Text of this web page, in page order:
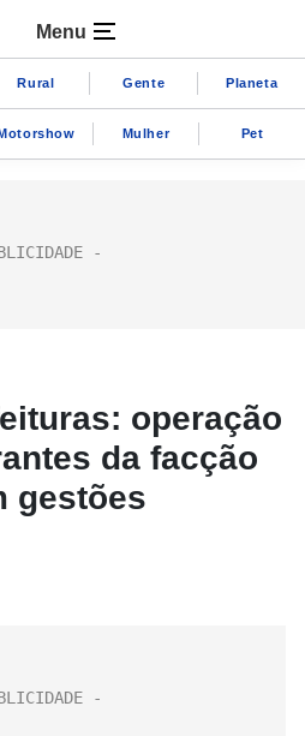
Menu
Rural Gente Planeta
Mulher Pet
operação
da facção
gestões